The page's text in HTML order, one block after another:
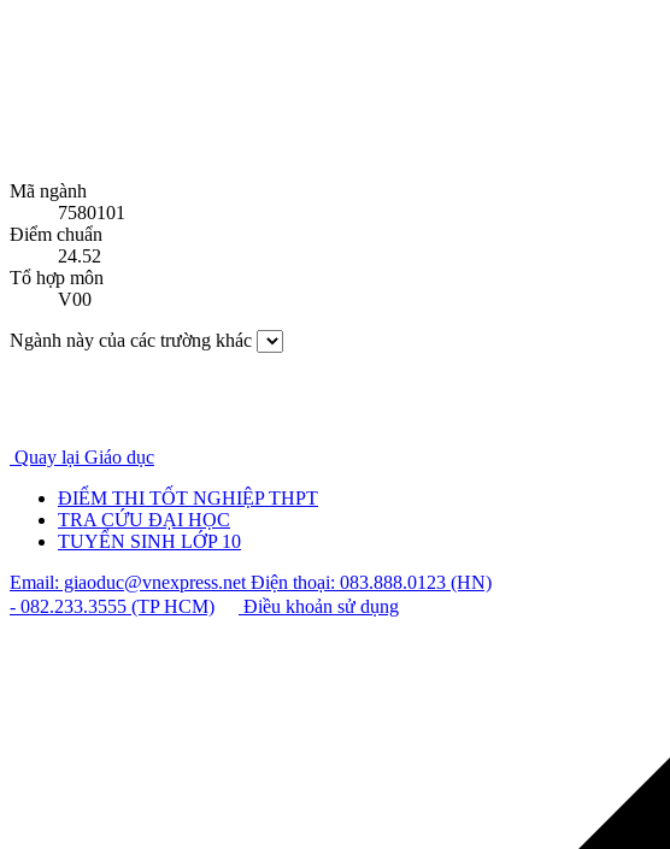
Mã ngành
7580101
Điểm chuẩn
24.52
Tổ hợp môn
V00
Ngành này của các trường khác
Quay lại Giáo dục
ĐIỂM THI TỐT NGHIỆP THPT
TRA CỨU ĐẠI HỌC
TUYỂN SINH LỚP 10
Email: giaoduc@vnexpress.netĐiện thoại: 083.888.0123 (HN)
- 082.233.3555 (TP HCM)
Điều khoản sử dụng